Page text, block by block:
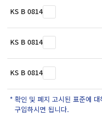
KS B 0814
KS B 0814
KS B 0814
확인 및 폐지 고시된 표준에
구입하시면 됩니다.